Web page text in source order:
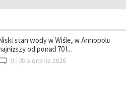
stan wody w Wiśle, w Annopolu
od ponad 70 l...
0 | 05 sierpnia 2026